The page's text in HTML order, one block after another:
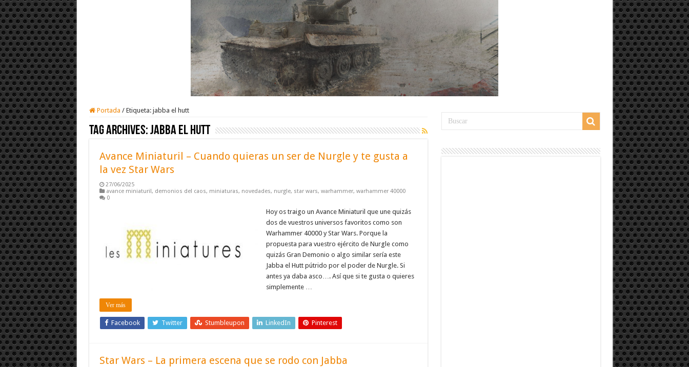
Portada / Etiqueta: jabba el hutt
Tag Archives:jabba el hutt
Avance Miniaturil – Cuando quieras un ser de Nurgle y te gusta a
la vez Star Wars
27/06/2025
avance miniaturil, demonios del caos, miniaturas, novedades, nurgle, star wars, warhammer, warhammer 40000
0
Hoy os traigo un Avance Miniaturil que une quizás
dos de vuestros universos favoritos como son
Warhammer 40000 y Star Wars. Porque la
propuesta para vuestro ejército de Nurgle como
quizás Gran Demonio o algo similar sería este
Jabba el Hutt pútrido por el poder de Nurgle. Si
antes ya daba asco…. Así que si te gusta o quieres
simplemente …
Ver más
Facebook Twitter Stumbleupon LinkedIn Pinterest
Star Wars – La primera escena que se rodo con Jabba